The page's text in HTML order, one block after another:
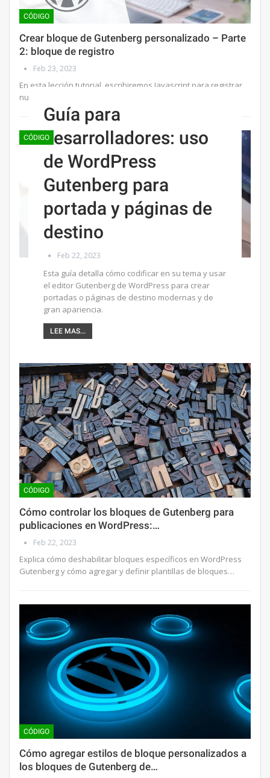
CÓDIGO
Crear bloque de Gutenberg personalizado – Parte
2: bloque de registro
Feb 23, 2023
En esta lección tutorial, escribiremos Javascript para registrar
nuestro bloque personalizado. Al final…
CÓDIGO
Guía para
desarrolladores: uso
de WordPress
Gutenberg para
portada y páginas de
destino
Feb 22, 2023
Esta guía detalla cómo codificar en su tema y usar
el editor Gutenberg de WordPress para crear
portadas o páginas de destino modernas y de
gran apariencia.
LEE MAS...
CÓDIGO
Cómo controlar los bloques de Gutenberg para
publicaciones en WordPress:…
Feb 22, 2023
Explica cómo deshabilitar bloques específicos en WordPress
Gutenberg y cómo agregar y definir plantillas de bloques…
CÓDIGO
Cómo agregar estilos de bloque personalizados a
los bloques de Gutenberg de…